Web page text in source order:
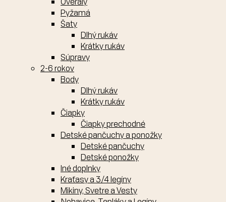
Pyžamá
Šaty
Dlhý rukáv
Krátky rukáv
Súpravy
2-6 rokov
Body
Dlhý rukáv
Krátky rukáv
Čiapky
Čiapky prechodné
Detské pančuchy a ponožky
Detské pančuchy
Detské ponožky
Iné doplnky
Kraťasy a 3/4 legíny
Mikiny, Svetre a Vesty